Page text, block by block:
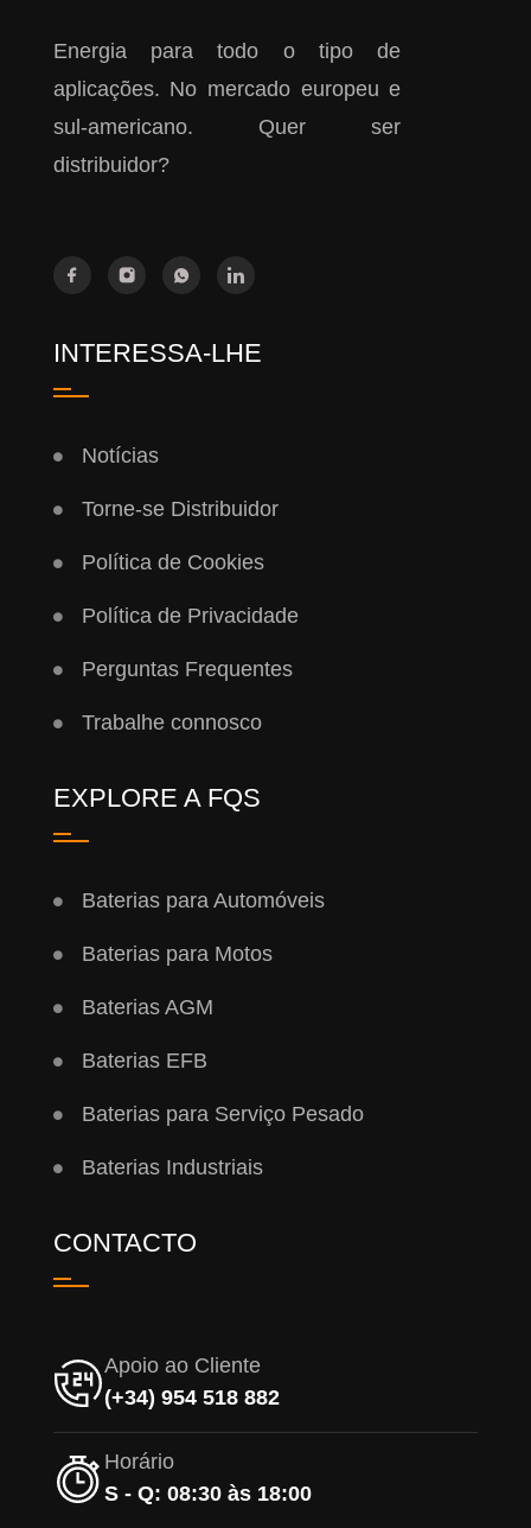
Energia para todo o tipo de
aplicações. No mercado europeu e
sul-americano. Quer ser
distribuidor?
INTERESSA-LHE
Notícias
Torne-se Distribuidor
Política de Cookies
Política de Privacidade
Perguntas Frequentes
Trabalhe connosco
EXPLORE A FQS
Baterias para Automóveis
Baterias para Motos
Baterias AGM
Baterias EFB
Baterias para Serviço Pesado
Baterias Industriais
CONTACTO
Apoio ao Cliente
(+34) 954 518 882
Horário
S - Q: 08:30 às 18:00